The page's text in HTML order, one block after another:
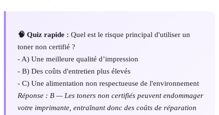
🧠 Quiz rapide : Quel est le risque principal d'utiliser un
toner non certifié ?
- A) Une meilleure qualité d’impression
- B) Des coûts d'entretien plus élevés
- C) Une alimentation non respectueuse de l'environnement
Réponse : B — Les toners non certifiés peuvent endommager
votre imprimante, entraînant donc des coûts de réparation